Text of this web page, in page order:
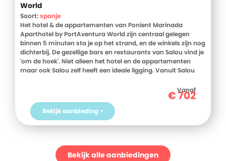
World
Soort:spanje
Het hotel & de appartementen van Ponient Marinada
Aparthotel by PortAventura World zijn centraal gelegen
binnen 5 minuten sta je op het strand, en de winkels zijn nog
dichterbij. De gezellige bars en restaurants van Salou vind je
'om de hoek'. Niet alleen het hotel en de appartementen
maar ook Salou zelf heeft een ideale ligging. Vanuit Salou
boottocht maken langs de prachtige kust van de Costa
Dorada, de oude Romeinse geschiedenis bekijken in
Tarragona, of gewoon heerlijk van de zon genieten op een
van de mooie stranden.
Vanaf
€702
Bekijk aanbieding >
Bekijk alle aanbiedingen